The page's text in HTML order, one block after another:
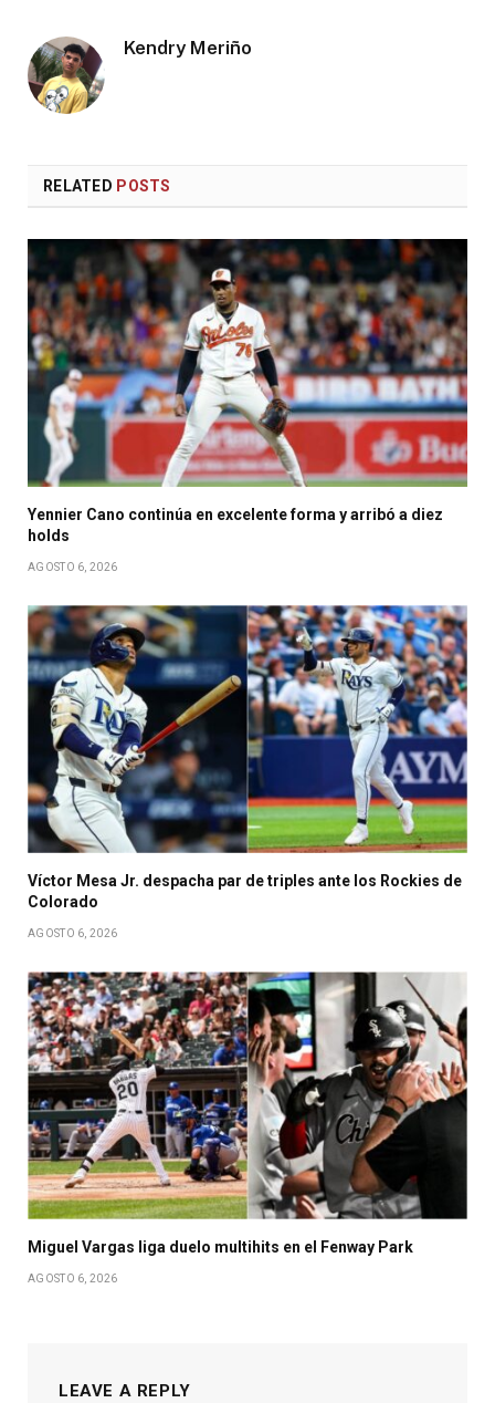
Kendry Meriño
RELATED POSTS
Yennier Cano continúa en excelente forma y arribó a diez
holds
AGOSTO 6, 2026
Víctor Mesa Jr. despacha par de triples ante los Rockies de
Colorado
AGOSTO 6, 2026
Miguel Vargas liga duelo multihits en el Fenway Park
AGOSTO 6, 2026
LEAVE A REPLY